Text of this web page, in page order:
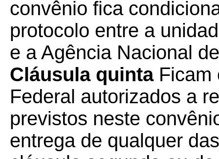
convênio fica
protocolo entre a
e a Agência Nacional
Cláusula quintaFicam
Federal autorizados a
previstos neste
entrega de qualquer